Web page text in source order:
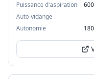
Puissance d'aspiration
Auto-vidange
Autonomie